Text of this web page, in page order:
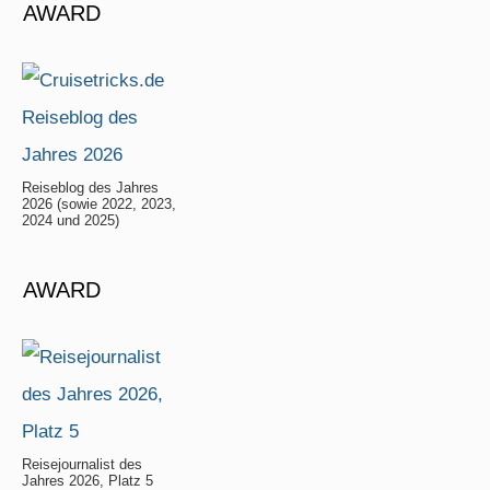
AWARD
Reiseblog des Jahres
2026 (sowie 2022, 2023,
2024 und 2025)
AWARD
Reisejournalist des
Jahres 2026, Platz 5